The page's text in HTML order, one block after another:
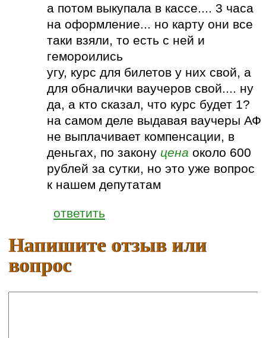
а потом выкупала в кассе.... 3 часа
на оформление... но карту они все
таки взяли, то есть с ней и
гемороились
угу, курс для билетов у них свой, а
для обналички ваучеров свой.... ну
да, а кто сказал, что курс будет 1?
на самом деле выдавая ваучеры АФ
не выплачивает компенсации, в
деньгах, по закону цена около 600
рублей за сутки, но это уже вопрос
к нашем депутатам
ответить
Напишите отзыв или
вопрос